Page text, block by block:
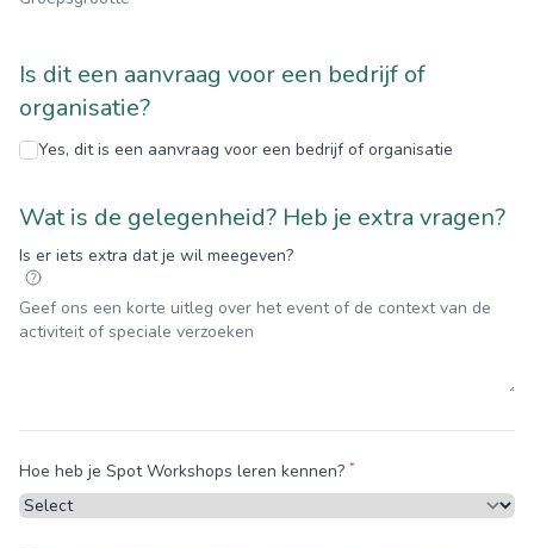
Is dit een aanvraag voor een bedrijf of
organisatie?
Yes, dit is een aanvraag voor een bedrijf of organisatie
Wat is de gelegenheid? Heb je extra vragen?
Is er iets extra dat je wil meegeven?
Hoe heb je Spot Workshops leren kennen? *